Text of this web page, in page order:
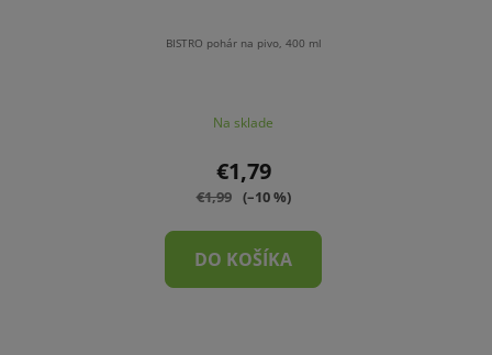
BISTRO pohár na pivo, 400 ml
Na sklade
€1,79
€1,99 (–10 %)
DO KOŠÍKA